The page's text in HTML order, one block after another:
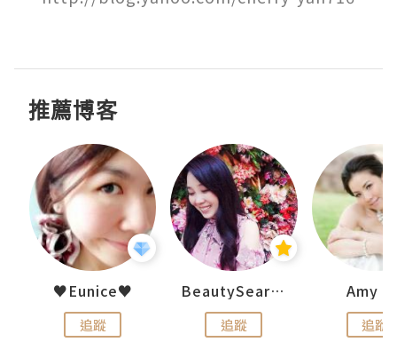
推薦博客
♥Eunice♥
追蹤
BeautySearch
追蹤
Amy
追蹤